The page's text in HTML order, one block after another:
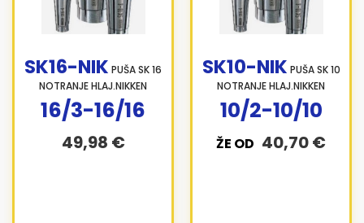
SK16-NIK PUŠA SK 16
NOTRANJE HLAJ.NIKKEN
49,98 €
16/3-16/16
SK10-NIK PUŠA SK 10
NOTRANJE HLAJ.NIKKEN
ŽE OD 40,70 €
10/2-10/10